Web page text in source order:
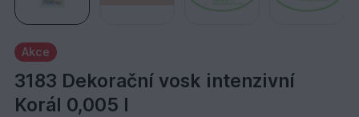
Akce
3183 Dekorační vosk intenzivní
Korál 0,005 l